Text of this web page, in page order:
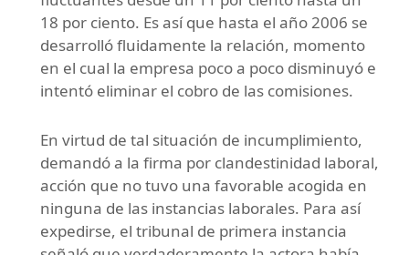
18 por ciento. Es así que hasta el año 2006 se
desarrolló fluidamente la relación, momento
en el cual la empresa poco a poco disminuyó e
intentó eliminar el cobro de las comisiones.
En virtud de tal situación de incumplimiento,
demandó a la firma por clandestinidad laboral,
acción que no tuvo una favorable acogida en
ninguna de las instancias laborales. Para así
expedirse, el tribunal de primera instancia